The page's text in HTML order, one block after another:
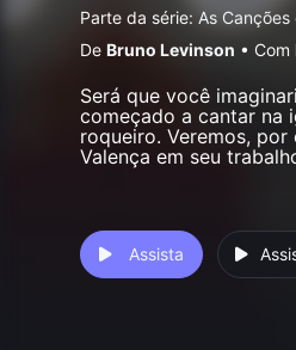
Parte da série: As
DeBruno Levinson • Com
Será que você
começado a cantar na
roqueiro. Veremos,
Valença em seu
Assista